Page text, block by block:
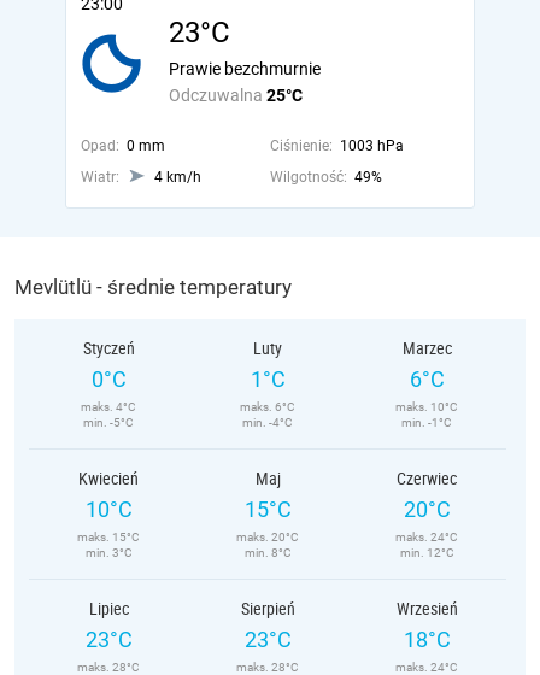
23°C
Odczuwalna 25°C
Prawie bezchmurnie
Opad: 0 mm Ciśnienie: 1003 hPa
Wiatr:
4 km/h Wilgotność: 49%
Mevlütlü - średnie temperatury
Styczeń
0°C
maks. 4°C
min. -5°C
Luty
1°C
maks. 6°C
min. -4°C
Marzec
6°C
maks. 10°C
min. -1°C
Kwiecień
10°C
maks. 15°C
min. 3°C
Maj
15°C
maks. 20°C
min. 8°C
Czerwiec
20°C
maks. 24°C
min. 12°C
Lipiec
23°C
maks. 28°C
Sierpień
23°C
maks. 28°C
Wrzesień
18°C
maks. 24°C